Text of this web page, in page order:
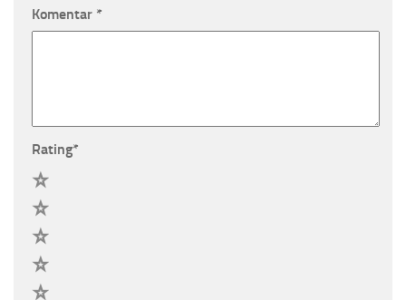
Komentar *
Rating*